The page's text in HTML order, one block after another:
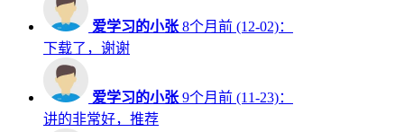
爱学习的小张 8个月前 (12-02)：
下载了，谢谢
爱学习的小张 9个月前 (11-23)：
讲的非常好，推荐